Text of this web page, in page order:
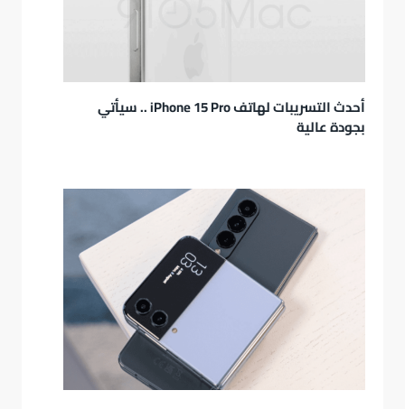
أحدث التسريبات لهاتف iPhone 15 Pro .. سيأتي
بجودة عالية